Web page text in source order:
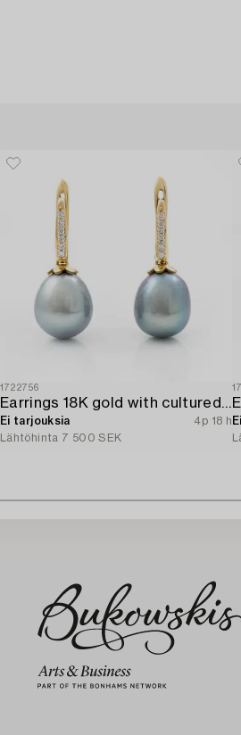
1722756
Earrings 18K gold with cultured freshwater pearls and brilliant-cut diamonds.
Ei tarjouksia
4p 18 h
Lähtöhinta 7 500 SEK